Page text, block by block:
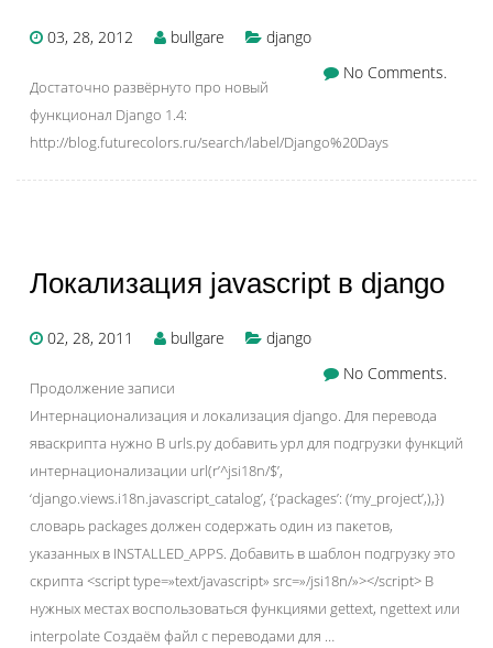
03, 28, 2012 bullgare
django
No Comments.
Достаточно развёрнуто про новый
функционал Django 1.4:
http://blog.futurecolors.ru/search/label/Django%20Days
Локализация javascript в django
02, 28, 2011 bullgare
django
No Comments.
Продолжение записи
Интернационализация и локализация django. Для перевода
яваскрипта нужно В urls.py добавить урл для подгрузки функций
интернационализации url(r’^jsi18n/$’,
‘django.views.i18n.javascript_catalog’, {‘packages’: (‘my_project’,),})
словарь packages должен содержать один из пакетов,
указанных в INSTALLED_APPS. Добавить в шаблон подгрузку это
скрипта <script type=»text/javascript» src=»/jsi18n/»></script> В
нужных местах воспользоваться функциями gettext, ngettext или
interpolate Создаём файл с переводами для …